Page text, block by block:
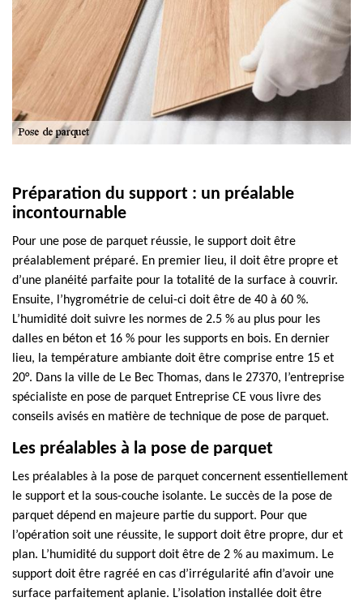
Préparation du support : un préalable
incontournable
Pour une pose de parquet réussie, le support doit être
préalablement préparé. En premier lieu, il doit être propre et
d’une planéité parfaite pour la totalité de la surface à couvrir.
Ensuite, l’hygrométrie de celui-ci doit être de 40 à 60 %.
L’humidité doit suivre les normes de 2.5 % au plus pour les
dalles en béton et 16 % pour les supports en bois. En dernier
lieu, la température ambiante doit être comprise entre 15 et
20°. Dans la ville de Le Bec Thomas, dans le 27370, l’entreprise
spécialiste en pose de parquet Entreprise CE vous livre des
conseils avisés en matière de technique de pose de parquet.
Les préalables à la pose de parquet
Les préalables à la pose de parquet concernent essentiellement
le support et la sous-couche isolante. Le succès de la pose de
parquet dépend en majeure partie du support. Pour que
l’opération soit une réussite, le support doit être propre, dur et
plan. L’humidité du support doit être de 2 % au maximum. Le
support doit être ragréé en cas d’irrégularité afin d’avoir une
surface parfaitement aplanie. L’isolation installée doit être